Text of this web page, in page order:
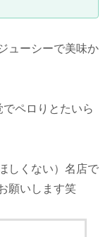
ューシーで美味か
ペロりとたいら
しくない）名店で
願いします笑